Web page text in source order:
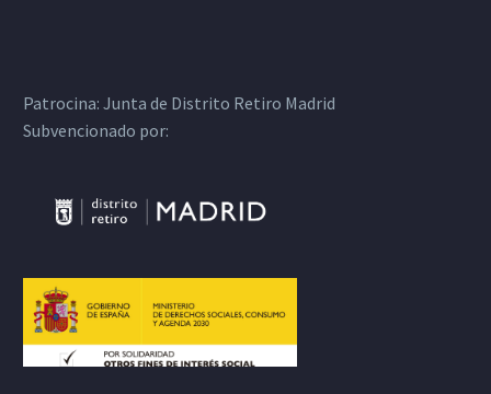
Patrocina: Junta de Distrito Retiro Madrid
Subvencionado por: